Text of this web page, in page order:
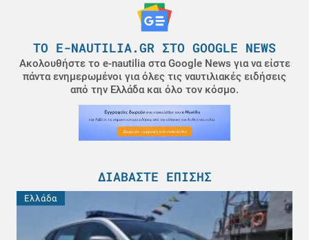
ΤΟ E-NAUTILIA.GR ΣΤΟ GOOGLE NEWS
Ακολουθήστε το e-nautilia στα Google News για να είστε
πάντα ενημερωμένοι για όλες τις ναυτιλιακές ειδήσεις
από την Ελλάδα και όλο τον κόσμο.
ΔΙΑΒΆΣΤΕ ΕΠΊΣΗΣ
Ελλάδα